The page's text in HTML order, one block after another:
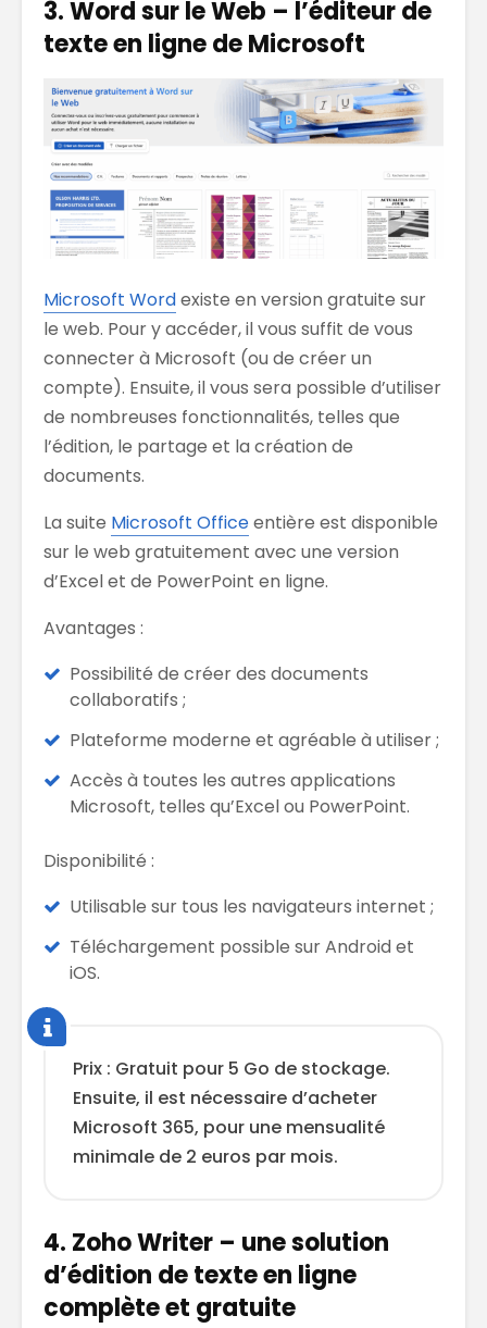
3. Word sur le Web – l’éditeur de
texte en ligne de Microsoft
Microsoft Wordexiste en version gratuite sur
le web. Pour y accéder, il vous suffit de vous
connecter à Microsoft (ou de créer un
compte). Ensuite, il vous sera possible d’utiliser
de nombreuses fonctionnalités, telles que
l’édition, le partage et la création de
documents.
La suite Microsoft Officeentière est disponible
sur le web gratuitement avec une version
d’Excel et de PowerPoint en ligne.
Avantages :
Possibilité de créer des documents
collaboratifs ;
Plateforme moderne et agréable à utiliser ;
Accès à toutes les autres applications
Microsoft, telles qu’Excel ou PowerPoint.
Disponibilité :
Utilisable sur tous les navigateurs internet ;
Téléchargement possible sur Android et
iOS.
Prix : Gratuit pour 5 Go de stockage.
Ensuite, il est nécessaire d’acheter
Microsoft 365, pour une mensualité
minimale de 2 euros par mois.
4. Zoho Writer – une solution
d’édition de texte en ligne
complète et gratuite